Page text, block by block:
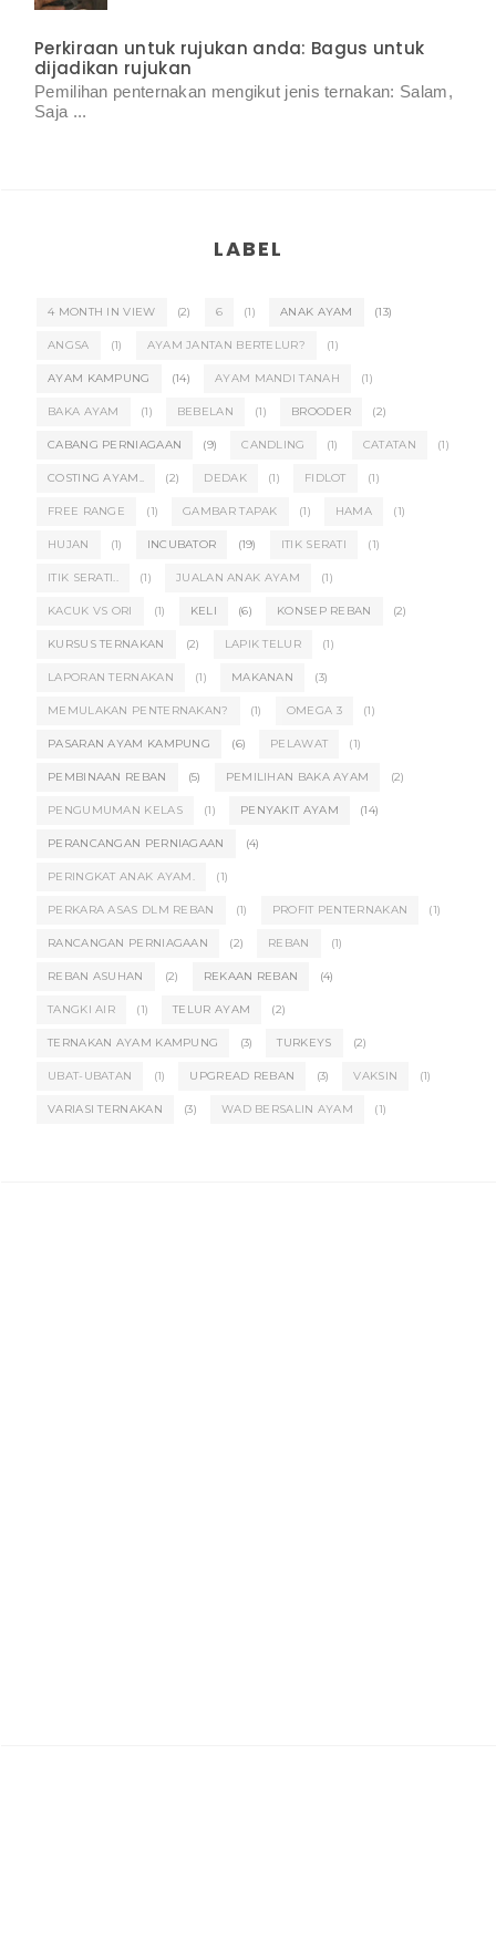
Perkiraan untuk rujukan anda: Bagus untuk
dijadikan rujukan
Pemilihan penternakan mengikut jenis ternakan: Salam,
Saja ...
LABEL
4 MONTH IN VIEW (2) 6 (1) ANAK AYAM (13)
ANGSA (1) AYAM JANTAN BERTELUR? (1)
AYAM KAMPUNG (14) AYAM MANDI TANAH (1)
BAKA AYAM (1) BEBELAN (1) BROODER (2)
CABANG PERNIAGAAN (9) CANDLING (1) CATATAN (1)
COSTING AYAM.. (2) DEDAK (1) FIDLOT (1)
FREE RANGE (1) GAMBAR TAPAK (1) HAMA (1)
HUJAN (1) INCUBATOR (19) ITIK SERATI (1)
ITIK SERATI.. (1) JUALAN ANAK AYAM (1)
KACUK VS ORI (1) KELI (6) KONSEP REBAN (2)
KURSUS TERNAKAN (2) LAPIK TELUR (1)
LAPORAN TERNAKAN (1) MAKANAN (3)
MEMULAKAN PENTERNAKAN? (1) OMEGA 3 (1)
PASARAN AYAM KAMPUNG (6) PELAWAT (1)
PEMBINAAN REBAN (5) PEMILIHAN BAKA AYAM (2)
PENGUMUMAN KELAS (1) PENYAKIT AYAM (14)
PERANCANGAN PERNIAGAAN (4)
PERINGKAT ANAK AYAM. (1)
PERKARA ASAS DLM REBAN (1) PROFIT PENTERNAKAN (1)
RANCANGAN PERNIAGAAN (2) REBAN (1)
REBAN ASUHAN (2) REKAAN REBAN (4)
TANGKI AIR (1) TELUR AYAM (2)
TERNAKAN AYAM KAMPUNG (3) TURKEYS (2)
UBAT-UBATAN (1) UPGREAD REBAN (3) VAKSIN (1)
VARIASI TERNAKAN (3) WAD BERSALIN AYAM (1)